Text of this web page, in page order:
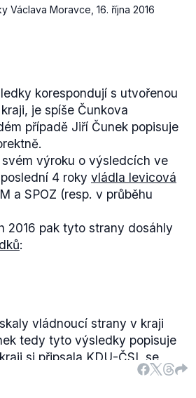
Václava Moravce 16. října 2016
korespondují s utvořenou
je spíše Čunkova
případě Jiří Čunek popisuje
výroku o výsledcích ve
4 roky vládla levicová
a SPOZ (resp. v průběhu
2016 pak tyto strany dosáhly
:
vládnoucí strany v kraji
tedy tyto výsledky popisuje
si připsala KDU-ČSL se
ANO oslovilo 15,68 % voličů